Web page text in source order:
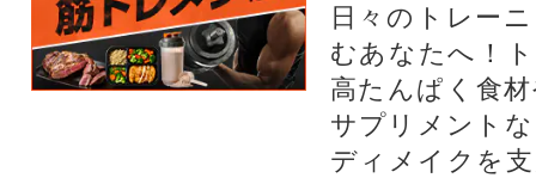
日々のトレー
むあなたへ！
高たんぱく食
サプリメント
ディメイクを